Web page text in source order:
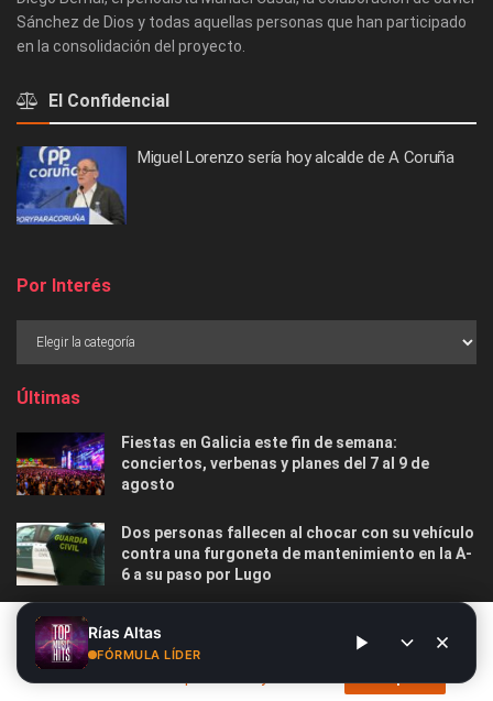
Sánchez de Dios y todas aquellas personas que han participado
en la consolidación del proyecto.
El Confidencial
Miguel Lorenzo sería hoy alcalde de A Coruña
Por Interés
Últimas
Fiestas en Galicia este fin de semana:
conciertos, verbenas y planes del 7 al 9 de
agosto
Dos personas fallecen al chocar con su vehículo
contra una furgoneta de mantenimiento en la A-
6 a su paso por Lugo
Las 12 playas gallegas con Bandera Azul menos
masificadas para disfrutar este verano
Rías Altas
FÓRMULA LÍDER
Este sitio web utiliza cookies. Al continuar utilizando este sitio
web, usted da su consentimiento para el uso de cookies. Visite